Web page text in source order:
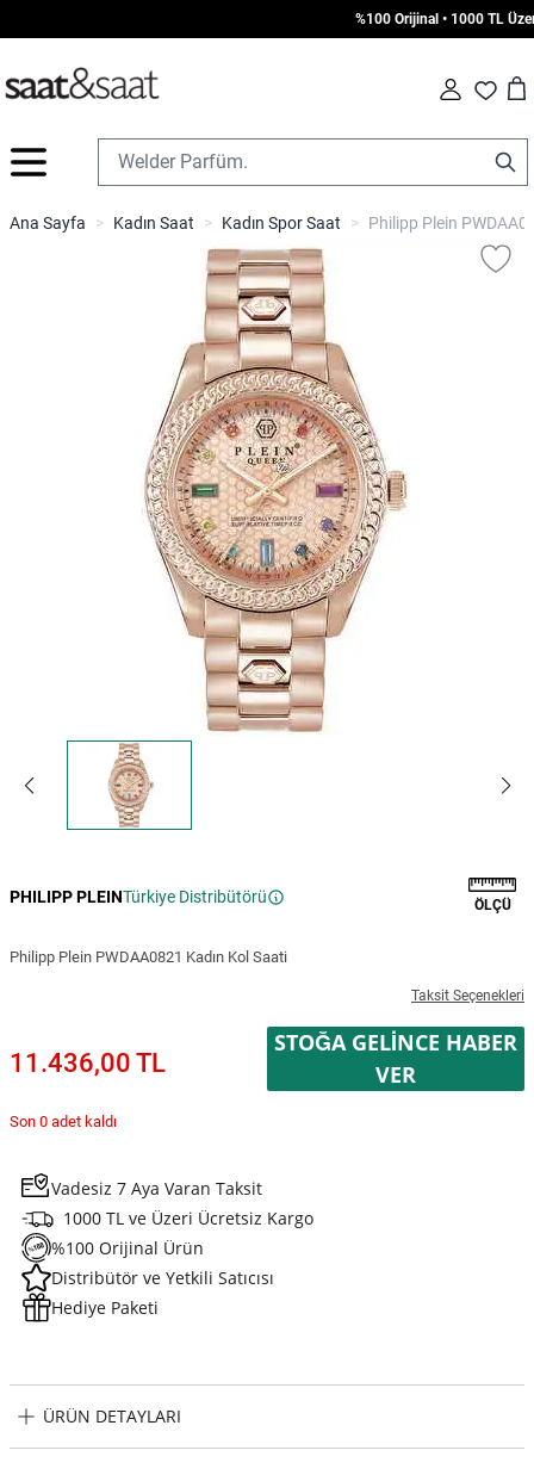
%100 Orijinal • 1000 TL Üzeri
Fav Cart
İçeriğe geç
Ana Sayfa > Kadın Saat > Kadın Spor Saat > Philipp Plein
PHILIPP PLEINTürkiye Distribütörü ÖLÇÜ
Philipp Plein PWDAA0821 Kadın Kol Saati
Taksit Seçenekleri
11.436,00 TL
STOĞA GELINCE HABER
VER
Son 0 adet kaldı
Vadesiz 7 Aya Varan Taksit
1000 TL ve Üzeri Ücretsiz Kargo
%100 Orijinal Ürün
Distribütör ve Yetkili Satıcısı
Hediye Paketi
ÜRÜN DETAYLARI